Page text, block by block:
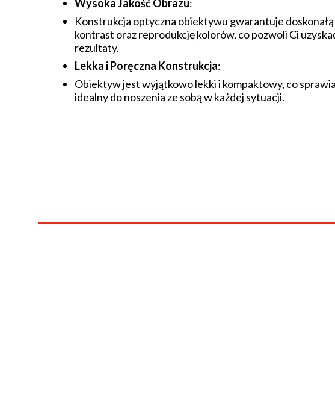
Wysoka Jakość Obrazu:
Konstrukcja optyczna obiektywu gwarantuje
kontrast oraz reprodukcję kolorów, co pozwoli Ci
rezultaty.
Lekka i Poręczna Konstrukcja:
Obiektyw jest wyjątkowo lekki i kompaktowy, co
idealny do noszenia ze sobą w każdej sytuacji.